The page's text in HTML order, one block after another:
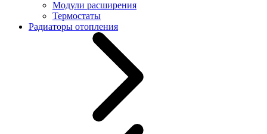
Модули расширения
Термостаты
Радиаторы отопления